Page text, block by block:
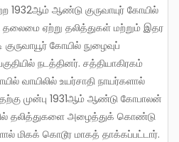
1932ஆம் ஆண்டு குருவாயுர் கோயில்
தலைமை ஏற்று தலித்துகள் மற்றும் இதர
கோயில் நுழைவுப்
நடத்தினர். சத்தியாகிரகம்
வாயிலில் உயர்சாதி நாயர்களால்
முன்பு 1931ஆம் ஆண்டு கோபாலன்
தலித்துகளை அழைத்துக் கொண்டு
மிகக் கொடூர மாகத் தாக்கப்பட்டார்.